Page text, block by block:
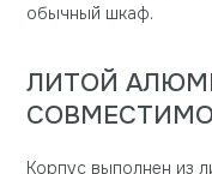
обычный шкаф.
ЛИТОЙ
Корпус выполнен из